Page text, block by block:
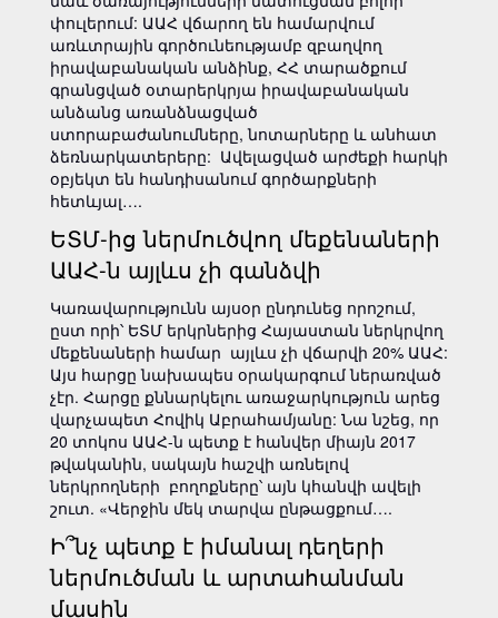
փուլերում: ԱԱՀ վճարող են համարվում
առևտրային գործունեությամբ զբաղվող
իրավաբանական անձինք, ՀՀ տարածքում
գրանցված օտարերկրյա իրավաբանական
անձանց առանձնացված
ստորաբաժանումները, նոտարները և անհատ
ձեռնարկատերերը: Ավելացված արժեքի հարկի
օբյեկտ են հանդիսանում գործարքների
հետևյալ….
ԵՏՄ-ից ներմուծվող մեքենաների
ԱԱՀ-ն այլևս չի գանձվի
Կառավարությունն այսօր ընդունեց որոշում,
ըստ որի՝ ԵՏՄ երկրներից Հայաստան ներկրվող
մեքենաների համար այլևս չի վճարվի 20% ԱԱՀ:
Այս հարցը նախապես օրակարգում ներառված
չէր. Հարցը քննարկելու առաջարկություն արեց
վարչապետ Հովիկ Աբրահամյանը: Նա նշեց, որ
20 տոկոս ԱԱՀ-ն պետք է հանվեր միայն 2017
թվականին, սակայն հաշվի առնելով
ներկրողների բողոքները՝ այն կհանվի ավելի
շուտ. «Վերջին մեկ տարվա ընթացքում….
Ի՞նչ պետք է իմանալ դեղերի
ներմուծման և արտահանման
մասին